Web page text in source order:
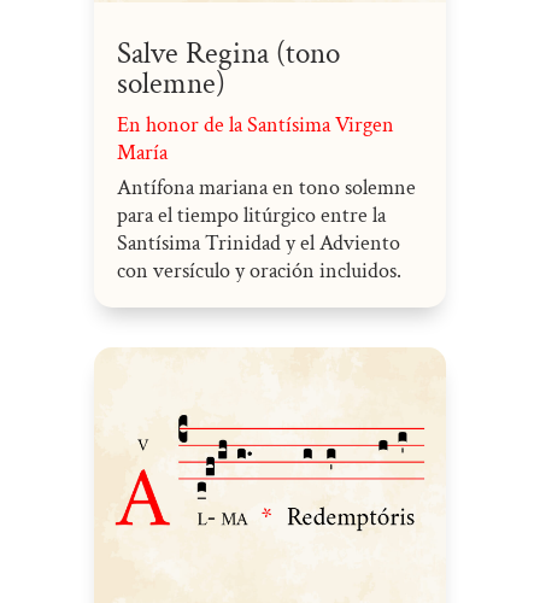
Salve Regina (tono
solemne)
En honor de la Santísima Virgen
María
Antífona mariana en tono solemne
para el tiempo litúrgico entre la
Santísima Trinidad y el Adviento
con versículo y oración incluidos.